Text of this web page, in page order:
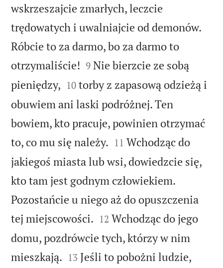
wskrzeszajcie zmarłych, leczcie
trędowatych i uwalniajcie od demonów.
Róbcie to za darmo, bo za darmo to
otrzymaliście! 

9 Nie bierzcie ze sobą
pieniędzy, 

10 torby z zapasową odzieżą i
obuwiem ani laski podróżnej. Ten
bowiem, kto pracuje, powinien otrzymać
to, co mu się należy. 

11 Wchodząc do
jakiegoś miasta lub wsi, dowiedzcie się,
kto tam jest godnym człowiekiem.
Pozostańcie u niego aż do opuszczenia
tej miejscowości. 

12 Wchodząc do jego
domu, pozdrówcie tych, którzy w nim
mieszkają. 

13 Jeśli to pobożni ludzie,